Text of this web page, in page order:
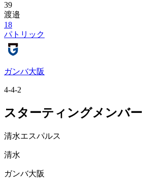
39
渡邉
18
パトリック
ガンバ大阪
4-4-2
スターティングメンバー
清水エスパルス
清水
ガンバ大阪